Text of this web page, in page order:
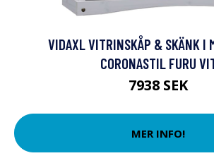
VIDAXL VITRINSKÅP & SKÄNK I
CORONASTIL FURU
7938 SEK
MER INFO!